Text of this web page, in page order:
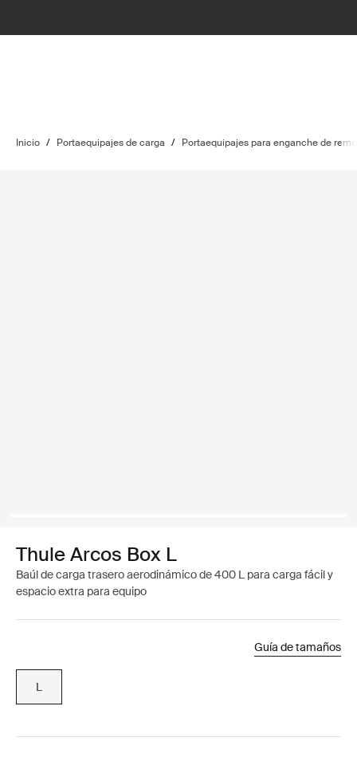
Inicio / Portaequipajes de carga / Portaequipajes para enganche de
Thule Arcos Box L
Baúl de carga trasero aerodinámico de 400 L para carga fácil y
espacio extra para equipo
Guía de tamaños
L